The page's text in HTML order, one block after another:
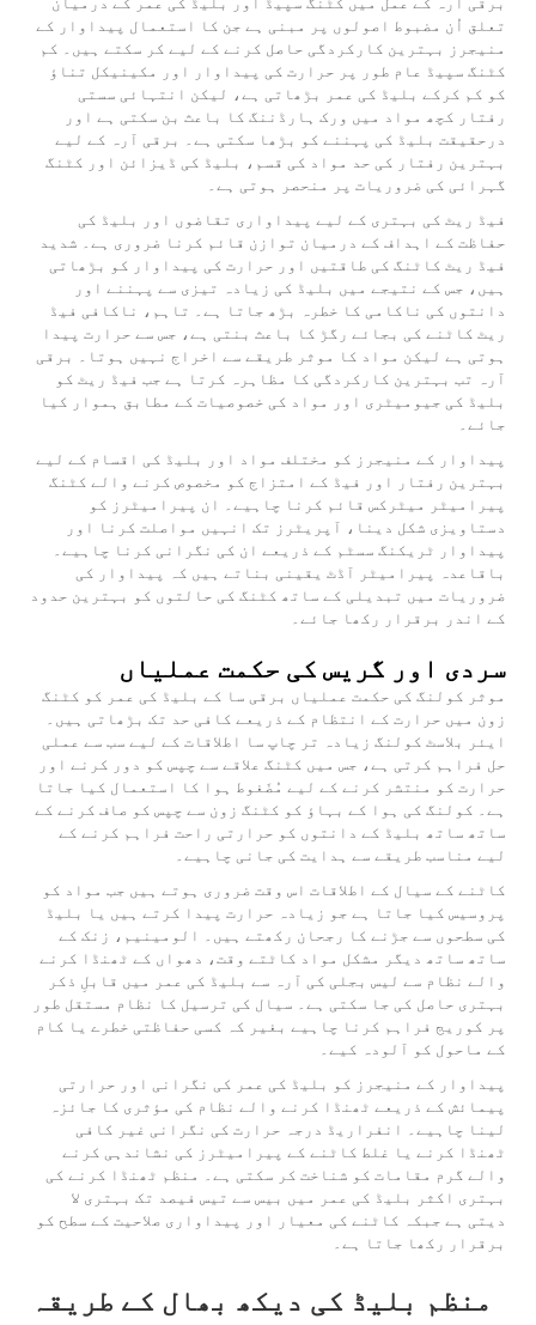
تعلق اُن مضبوط اصولوں پر مبنی ہے جن کا استعمال پیداوار کے
منیجرز بہترین کارکردگی حاصل کرنے کے لیے کر سکتے ہیں۔ کم
کٹنگ سپیڈ عام طور پر حرارت کی پیداوار اور مکینیکل تناؤ
کو کم کرکے بلیڈ کی عمر بڑھاتی ہے، لیکن انتہائی سستی
رفتار کچھ مواد میں ورک ہارڈننگ کا باعث بن سکتی ہے اور
درحقیقت بلیڈ کی پہننے کو بڑھا سکتی ہے۔ برقی آرہ کے لیے
بہترین رفتار کی حد مواد کی قسم، بلیڈ کی ڈیزائن اور کٹنگ
گہرائی کی ضروریات پر منحصر ہوتی ہے۔
فیڈ ریٹ کی بہتری کے لیے پیداواری تقاضوں اور بلیڈ کی
حفاظت کے اہداف کے درمیان توازن قائم کرنا ضروری ہے۔ شدید
فیڈ ریٹ کاٹنگ کی طاقتیں اور حرارت کی پیداوار کو بڑھاتی
ہیں، جس کے نتیجے میں بلیڈ کی زیادہ تیزی سے پہننے اور
دانتوں کی ناکامی کا خطرہ بڑھ جاتا ہے۔ تاہم، ناکافی فیڈ
ریٹ کاٹنے کی بجائے رگڑ کا باعث بنتی ہے، جس سے حرارت پیدا
ہوتی ہے لیکن مواد کا موثر طریقے سے اخراج نہیں ہوتا۔ برقی
آرہ تب بہترین کارکردگی کا مظاہرہ کرتا ہے جب فیڈ ریٹ کو
بلیڈ کی جیومیٹری اور مواد کی خصوصیات کے مطابق ہموار کیا
جائے۔
پیداوار کے منیجرز کو مختلف مواد اور بلیڈ کی اقسام کے لیے
بہترین رفتار اور فیڈ کے امتزاج کو مخصوص کرنے والے کٹنگ
پیرامیٹر میٹرکس قائم کرنا چاہیے۔ ان پیرامیٹرز کو
دستاویزی شکل دینا، آپریٹرز تک انہیں مواصلت کرنا اور
پیداوار ٹریکنگ سسٹم کے ذریعے ان کی نگرانی کرنا چاہیے۔
باقاعدہ پیرامیٹر آڈٹ یقینی بناتے ہیں کہ پیداوار کی
ضروریات میں تبدیلی کے ساتھ کٹنگ کی حالتوں کو بہترین حدود
کے اندر برقرار رکھا جائے۔
سردی اور گریس کی حکمت عملیاں
موثر کولنگ کی حکمت عملیاں برقی سا کے بلیڈ کی عمر کو کٹنگ
زون میں حرارت کے انتظام کے ذریعے کافی حد تک بڑھاتی ہیں۔
ایئر بلاسٹ کولنگ زیادہ تر چاپ سا اطلاقات کے لیے سب سے عملی
حل فراہم کرتی ہے، جس میں کٹنگ علاقے سے چپس کو دور کرنے اور
حرارت کو منتشر کرنے کے لیے مُضَغوط ہوا کا استعمال کیا جاتا
ہے۔ کولنگ کی ہوا کے بہاؤ کو کٹنگ زون سے چپس کو صاف کرنے کے
ساتھ ساتھ بلیڈ کے دانتوں کو حرارتی راحت فراہم کرنے کے
لیے مناسب طریقے سے ہدایت کی جانی چاہیے۔
کاٹنے کے سیال کے اطلاقات اس وقت ضروری ہوتے ہیں جب مواد کو
پروسیس کیا جاتا ہے جو زیادہ حرارت پیدا کرتے ہیں یا بلیڈ
کی سطحوں سے جڑنے کا رجحان رکھتے ہیں۔ الومینیم، زنک کے
ساتھ ساتھ دیگر مشکل مواد کاٹتے وقت، دھواں کے ٹھنڈا کرنے
والے نظام سے لیس بجلی کی آرہ سے بلیڈ کی عمر میں قابلِ ذکر
بہتری حاصل کی جا سکتی ہے۔ سیال کی ترسیل کا نظام مستقل طور
پر کوریج فراہم کرنا چاہیے بغیر کہ کسی حفاظتی خطرے یا کام
کے ماحول کو آلودہ کیے۔
پیداوار کے منیجرز کو بلیڈ کی عمر کی نگرانی اور حرارتی
پیمائش کے ذریعے ٹھنڈا کرنے والے نظام کی مؤثری کا جائزہ
لینا چاہیے۔ انفراریڈ درجہ حرارت کی نگرانی غیر کافی
ٹھنڈا کرنے یا غلط کاٹنے کے پیرامیٹرز کی نشاندہی کرنے
والے گرم مقامات کو شناخت کر سکتی ہے۔ منظم ٹھنڈا کرنے کی
بہتری اکثر بلیڈ کی عمر میں بیس سے تیس فیصد تک بہتری لا
دیتی ہے جبکہ کاٹنے کی معیار اور پیداواری صلاحیت کے سطح کو
برقرار رکھا جاتا ہے۔
منظم بلیڈ کی دیکھ بھال کے طریقہ